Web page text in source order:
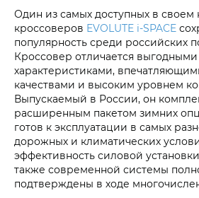
Один из самых доступных в своем
кроссоверов EVOLUTE i‑SPACE
популярность среди российских
Кроссовер отличается
характеристиками,
качествами и высоким уровнем
Выпускаемый в России, он
расширенным пакетом зимних
готов к эксплуатации в самых
дорожных и климатических
эффективность силовой
также современной системы
подтверждены в ходе